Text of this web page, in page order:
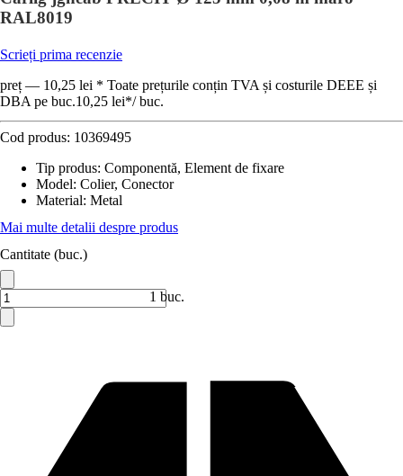
RAL8019
Scrieți prima recenzie
preț — 10,25 lei * Toate prețurile conțin TVA și costurile DEEE și
DBA pe buc.10,25 lei*/ buc.
Cod produs: 10369495
Tip produs: Componentă, Element de fixare
Model: Colier, Conector
Material: Metal
Mai multe detalii despre produs
Cantitate (buc.)
1 buc.